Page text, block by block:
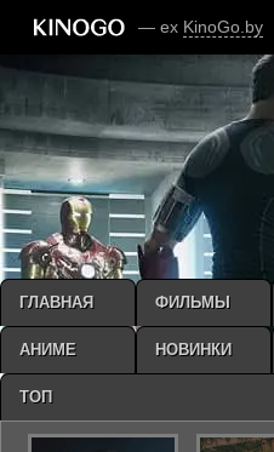
— ex KinoGo.by
ГЛАВНАЯ ФИЛЬМЫ
АНИМЕ НОВИНКИ
ТОП